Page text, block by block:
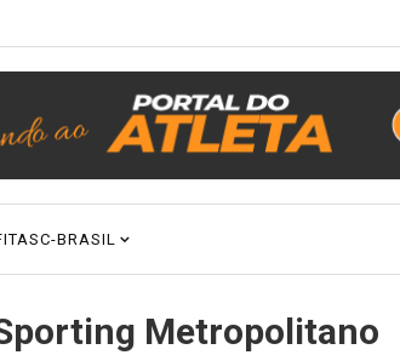
BRASIL
Metropolitano